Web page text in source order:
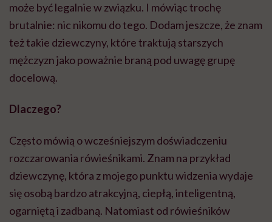
może być legalnie w związku. I mówiąc trochę
brutalnie: nic nikomu do tego. Dodam jeszcze, że znam
też takie dziewczyny, które traktują starszych
mężczyzn jako poważnie braną pod uwagę grupę
docelową.
Dlaczego?
Często mówią o wcześniejszym doświadczeniu
rozczarowania rówieśnikami. Znam na przykład
dziewczynę, która z mojego punktu widzenia wydaje
się osobą bardzo atrakcyjną, ciepłą, inteligentną,
ogarniętą i zadbaną. Natomiast od rówieśników